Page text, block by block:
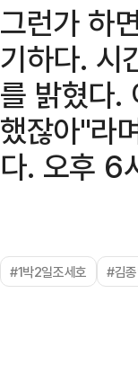
그런가 하
기하다. 시
를 밝혔다.
했잖아"라
다. 오후 6
#1박2일조세호 #김